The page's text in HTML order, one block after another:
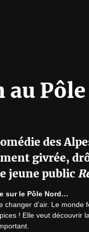
des
givrée,
jeune public
sur le Pôle Nord…
changer d’air. Le
! Elle veut